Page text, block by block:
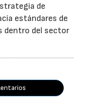
de
estándares de
dentro del sector